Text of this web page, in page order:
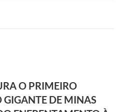
O PRIMEIRO
DE MINAS